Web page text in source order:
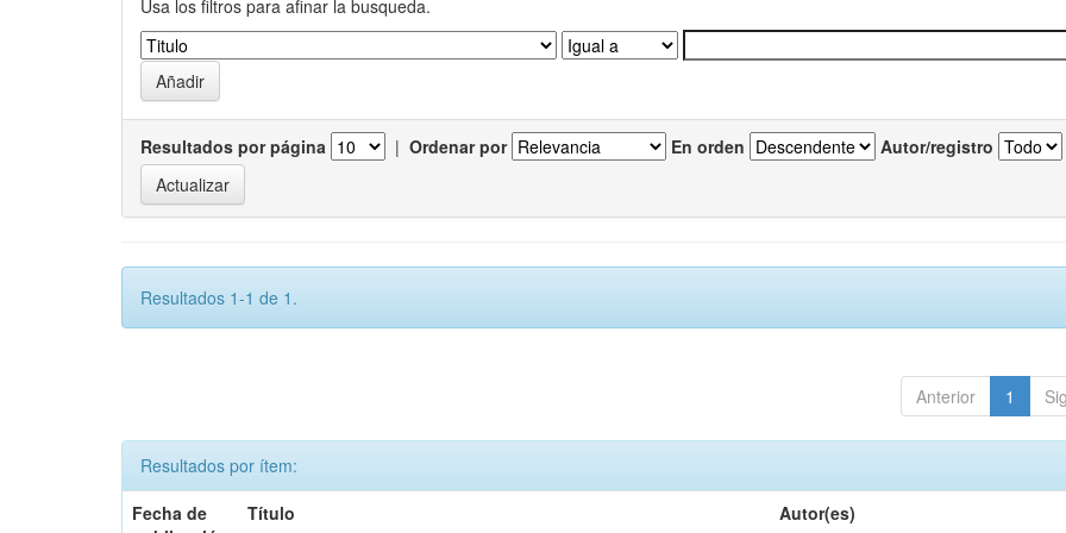
Usa los filtros para afinar la busqueda.
Resultados por página | Ordenar por En orden Autor/registro
Resultados 1-1 de 1.
Anterior 1
Resultados por ítem:
Fecha de
Título Autor(es)